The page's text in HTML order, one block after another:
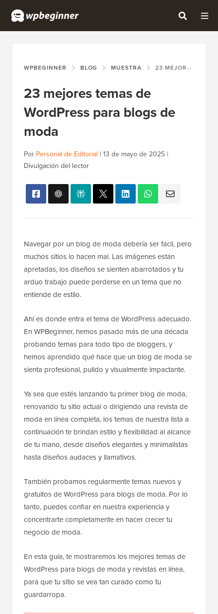
WPBEGINNER BLOG MUESTRA 23 MEJORES TEMAS DE WORDPRESS PARA BLOGS DE MODA
23 mejores temas de
WordPress para blogs de
moda
Por Personal de Editorial | 13 de mayo de 2025 |
Divulgación del lector
Navegar por un blog de moda debería ser fácil, pero
muchos sitios lo hacen mal. Las imágenes están
apretadas, los diseños se sienten abarrotados y tu
arduo trabajo puede perderse en un tema que no
entiende de estilo.
Ahí es donde entra el tema de WordPress adecuado.
En WPBeginner, hemos pasado más de una década
probando temas para todo tipo de bloggers, y
hemos aprendido qué hace que un blog de moda se
sienta profesional, pulido y visualmente impactante.
Ya sea que estés lanzando tu primer blog de moda,
renovando tu sitio actual o dirigiendo una revista de
moda en línea completa, los temas de nuestra lista a
continuación te brindan estilo y flexibilidad al alcance
de tu mano, desde diseños elegantes y minimalistas
hasta diseños audaces y llamativos.
También probamos regularmente temas nuevos y
gratuitos de WordPress para blogs de moda. Por lo
tanto, puedes confiar en nuestra experiencia y
concentrarte completamente en hacer crecer tu
negocio de moda.
En esta guía, te mostraremos los mejores temas de
WordPress para blogs de moda y revistas en línea,
para que tu sitio se vea tan curado como tu
guardarropa.